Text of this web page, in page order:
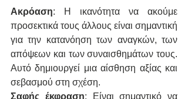
Ακρόαση: Η ικανότητα να ακούμε
προσεκτικά τους άλλους είναι σημαντική
για την κατανόηση των αναγκών, των
απόψεων και των συναισθημάτων τους.
Αυτό δημιουργεί μια αίσθηση αξίας και
σεβασμού στη σχέση.
Σαφής έκφραση: Είναι σημαντικό να